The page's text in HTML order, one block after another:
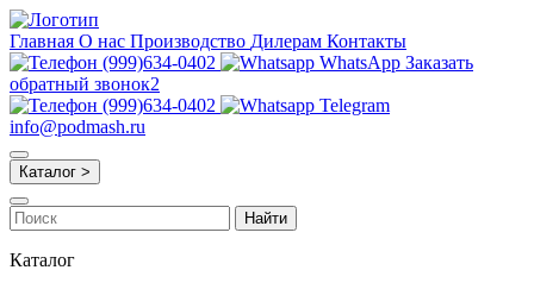
Главная О нас Производство Дилерам Контакты
(999)634-0402
WhatsApp Заказать
обратный звонок2
(999)634-0402
Telegram
info@podmash.ru
Каталог >
Найти
Каталог